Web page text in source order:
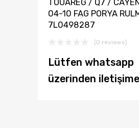
TOUAREG / Q7 /
04-10 FAG PORYA
7L0498287
(0 reviews)
Lütfen whatsapp
üzerinden